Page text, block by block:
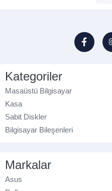
Kategoriler
Masaüstü Bilgisayar
Kasa
Sabit Diskler
Bilgisayar Bileşenleri
Markalar
Asus